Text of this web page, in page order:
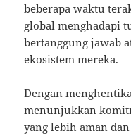
beberapa waktu
global menghadapi
bertanggung jawab
ekosistem mereka.
Dengan
menunjukkan
yang lebih aman